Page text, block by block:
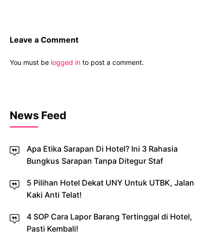
Leave a Comment
You must be logged in to post a comment.
News Feed
Apa Etika Sarapan Di Hotel? Ini 3 Rahasia
Bungkus Sarapan Tanpa Ditegur Staf
5 Pilihan Hotel Dekat UNY Untuk UTBK, Jalan
Kaki Anti Telat!
4 SOP Cara Lapor Barang Tertinggal di Hotel,
Pasti Kembali!